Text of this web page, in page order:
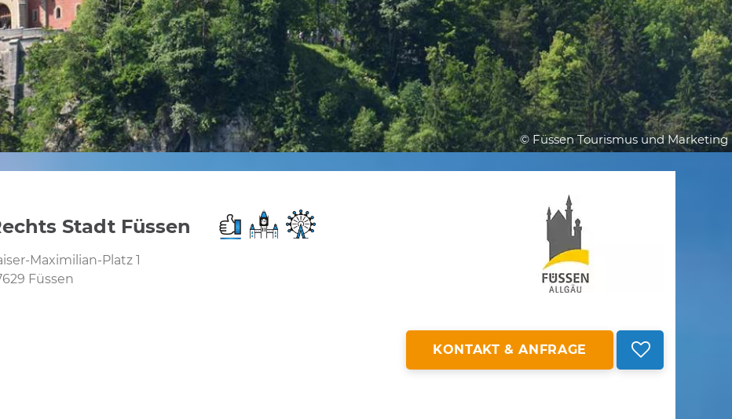
© Füssen Tourismus und Marketing
Stadt Füssen
Maximilian-Platz 1
Füssen
KONTAKT & ANFRAGE